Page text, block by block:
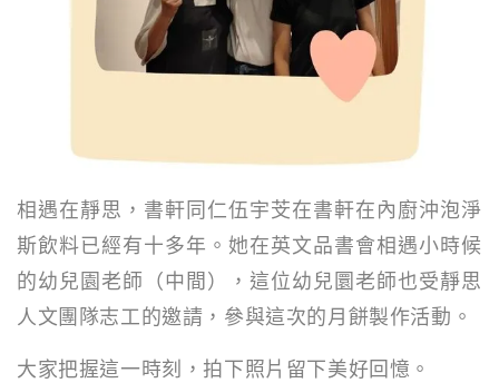
相遇在靜思，書軒同仁伍宇芠在書軒在內廚沖泡淨
斯飲料已經有十多年。她在英文品書會相遇小時候
的幼兒園老師（中間），這位幼兒圜老師也受靜思
人文團隊志工的邀請，參與這次的月餅製作活動。
大家把握這一時刻，拍下照片留下美好回憶。